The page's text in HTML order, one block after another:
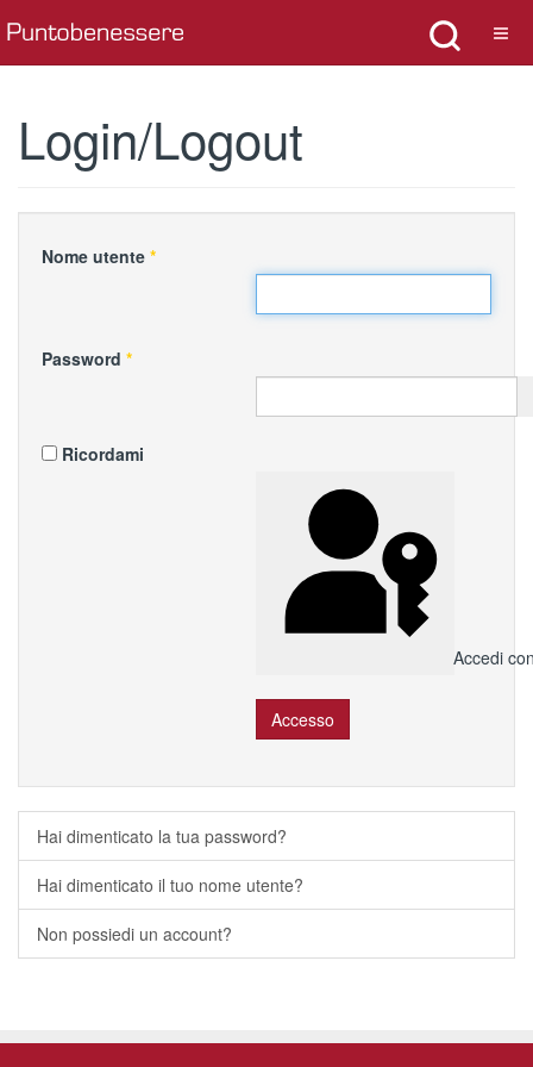
Login/Logout
Nome utente *
Password *
Ricordami
Accedi
Accesso
Hai dimenticato la tua password?
Hai dimenticato il tuo nome utente?
Non possiedi un account?